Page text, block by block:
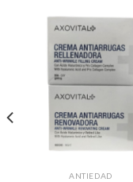
ANTIEDAD